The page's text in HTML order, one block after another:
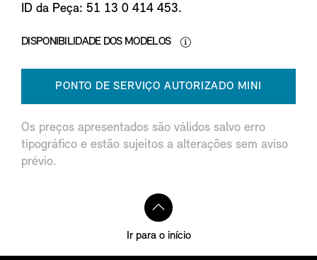
ID da Peça: 51 13 0 414 453.
DISPONIBILIDADE DOS MODELOS
PONTO DE SERVIÇO AUTORIZADO MINI
Os preços apresentados são válidos salvo erro
tipográfico e estão sujeitos a alterações sem aviso
prévio.
Ir para o início